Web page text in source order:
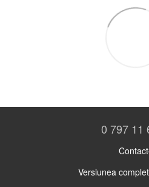
0 797 11
Versiunea